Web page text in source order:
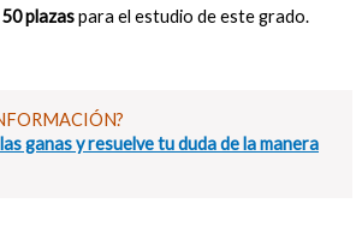
50 plazaspara el estudio de este grado.
ganas y resuelve tu duda de la manera